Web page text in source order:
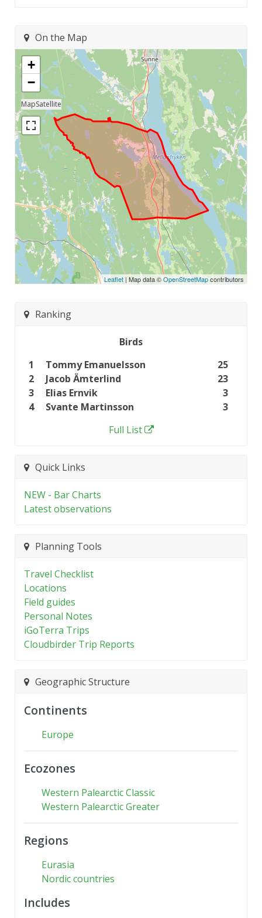
On the Map
+
−
Leaflet | Map data ©OpenStreetMapcontributors
Ranking
Birds
1
Tommy Emanuelsson
25
2
Jacob Ämterlind
23
3
Elias Ernvik
3
4
Svante Martinsson
3
Full List
Quick Links
NEW - Bar Charts
Latest observations
Planning Tools
Travel Checklist
Locations
Field guides
Personal Notes
iGoTerra Trips
Cloudbirder Trip Reports
Geographic Structure
Continents
Europe
Ecozones
Western Palearctic Classic
Western Palearctic Greater
Regions
Eurasia
Nordic countries
Includes